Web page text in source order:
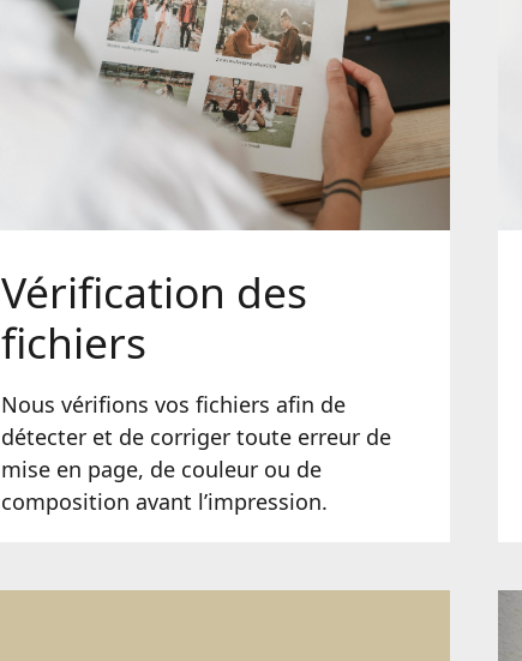
Vérification des
fichiers
Nous vérifions vos fichiers afin de
détecter et de corriger toute erreur de
mise en page, de couleur ou de
composition avant l’impression.